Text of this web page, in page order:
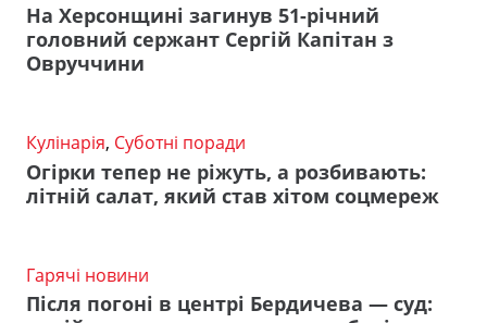
На Херсонщині загинув 51-річний
головний сержант Сергій Капітан з
Овруччини
Кулінарія, Суботні поради
Огірки тепер не ріжуть, а розбивають:
літній салат, який став хітом соцмереж
Гарячі новини
Після погоні в центрі Бердичева — суд: